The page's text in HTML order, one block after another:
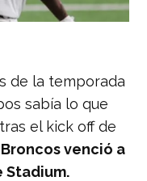
de la temporada
sabía lo que
el kick off de
venció a
Stadium.